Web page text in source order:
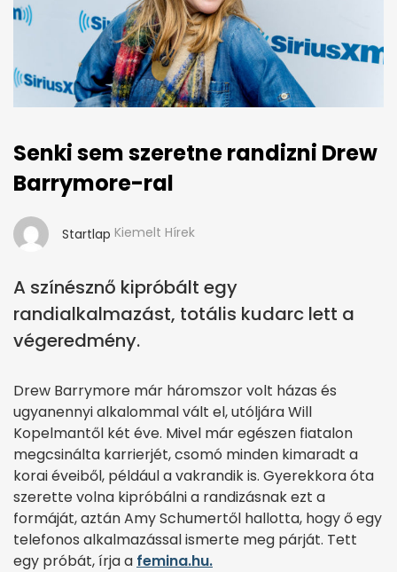
Senki sem szeretne randizni Drew
Barrymore-ral
Startlap Kiemelt Hírek
A színésznő kipróbált egy
randialkalmazást, totális kudarc lett a
végeredmény.
Drew Barrymore már háromszor volt házas és
ugyanennyi alkalommal vált el, utóljára Will
Kopelmantől két éve. Mivel már egészen fiatalon
megcsinálta karrierjét, csomó minden kimaradt a
korai éveiből, például a vakrandik is. Gyerekkora óta
szerette volna kipróbálni a randizásnak ezt a
formáját, aztán Amy Schumertől hallotta, hogy ő egy
telefonos alkalmazással ismerte meg párját. Tett
egy próbát, írja a femina.hu.